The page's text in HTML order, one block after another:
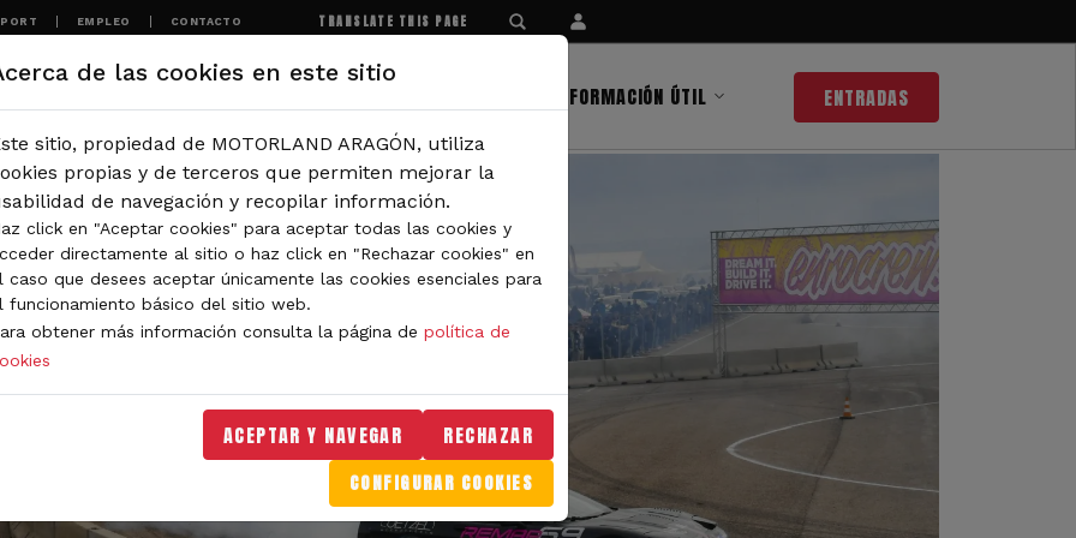
EMPLEO CONTACTO TRANSLATE THIS PAGE
INFORMACIÓN ÚTIL ENTRADAS
de las cookies en este sitio
sitio, propiedad de MOTORLAND ARAGÓN, utiliza
propias y de terceros que permiten mejorar la
de navegación y recopilar información.
click en "Aceptar cookies" para aceptar todas las cookies y
directamente al sitio o haz click en "Rechazar cookies" en
caso que desees aceptar únicamente las cookies esenciales para
funcionamiento básico del sitio web.
obtener más información consulta la página de política de
ACEPTAR Y NAVEGAR RECHAZAR
CONFIGURAR COOKIES